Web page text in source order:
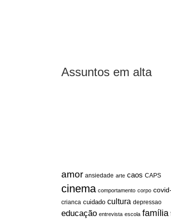
Assuntos em alta
amor ansiedade arte caos CAPS
cinema comportamento corpo
crianca cuidado cultura depressao
educação entrevista escola família